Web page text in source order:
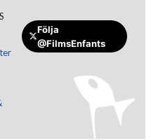
Följa
@FilmsEnfants